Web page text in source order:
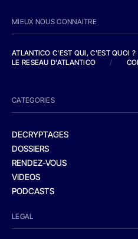
MIEUX NOUS CONNAITRE
ATLANTICO C'EST QUI, C'EST QUOI ?
LE RESEAU D'ATLANTICO
/
CATEGORIES
DECRYPTAGES
DOSSIERS
RENDEZ-VOUS
VIDEOS
PODCASTS
LEGAL